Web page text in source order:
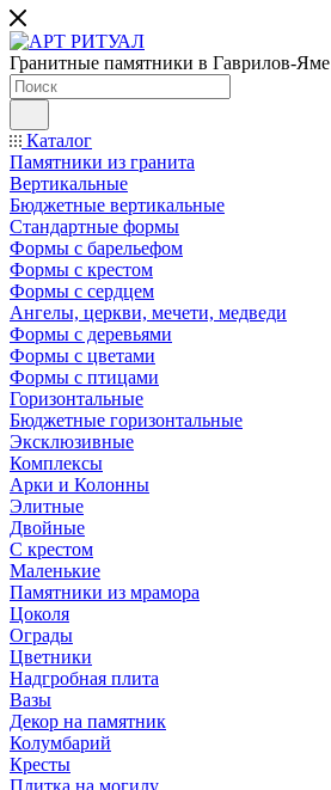
Гранитные памятники в Гаврилов-Яме
Каталог
Памятники из гранита
Вертикальные
Бюджетные вертикальные
Стандартные формы
Формы с барельефом
Формы с крестом
Формы с сердцем
Ангелы, церкви, мечети, медведи
Формы с деревьями
Формы с цветами
Формы с птицами
Горизонтальные
Бюджетные горизонтальные
Эксклюзивные
Комплексы
Арки и Колонны
Элитные
Двойные
С крестом
Маленькие
Памятники из мрамора
Цоколя
Ограды
Цветники
Надгробная плита
Вазы
Декор на памятник
Колумбарий
Кресты
Плитка на могилу